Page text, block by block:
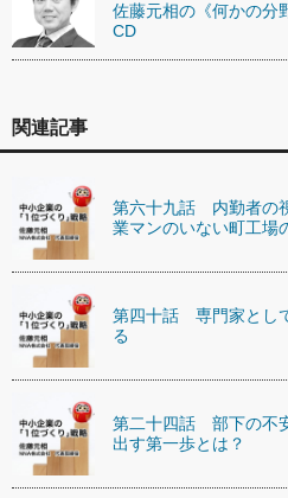
佐藤元相の《何かの分
CD
関連記事
第六十九話 内勤者の
業マンのいない町工場
第四十話 専門家とし
る
第二十四話 部下の不
出す第一歩とは？